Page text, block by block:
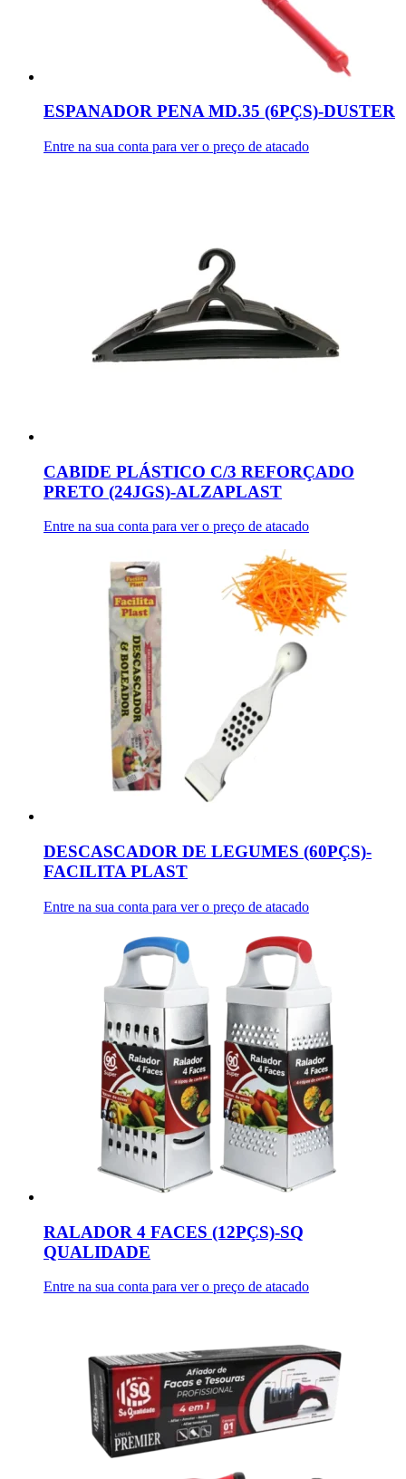
ESPANADOR PENA MD.35 (6PÇS)-DUSTER
Entre na sua conta para ver o preço de atacado
CABIDE PLÁSTICO C/3 REFORÇADO
PRETO (24JGS)-ALZAPLAST
Entre na sua conta para ver o preço de atacado
DESCASCADOR DE LEGUMES (60PÇS)-
FACILITA PLAST
Entre na sua conta para ver o preço de atacado
RALADOR 4 FACES (12PÇS)-SQ
QUALIDADE
Entre na sua conta para ver o preço de atacado